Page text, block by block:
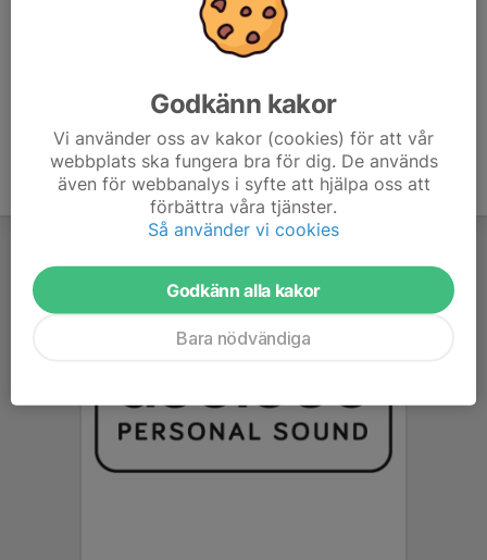
Godkänn kakor
Vi använder oss av kakor (cookies) för att vår
webbplats ska fungera bra för dig. De används
även för webbanalys i syfte att hjälpa oss att
förbättra våra tjänster.
Så använder vi cookies
Godkänn alla kakor
Bara nödvändiga